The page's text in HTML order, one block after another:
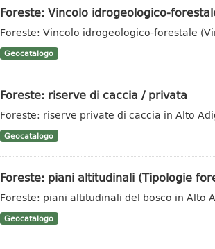
Foreste: Vincolo idrogeologico-
Foreste: Vincolo idrogeologico-forestale
Geocatalogo
Foreste: riserve di caccia / privata
Foreste: riserve private di caccia in Alto
Geocatalogo
Foreste: piani altitudinali (Tipologie
Foreste: piani altitudinali del bosco in Alto
Geocatalogo